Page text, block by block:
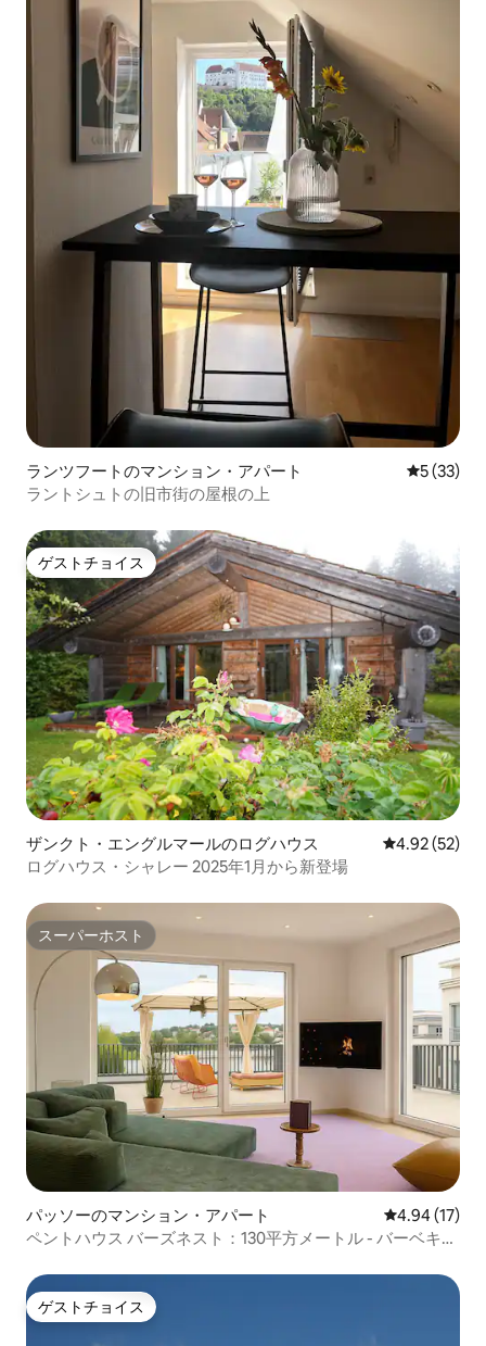
ランツフートのマンション・アパート レビュー
5 (33)
ラントシュトの旧市街の屋根の上
ゲストチョイス
ゲストチョイス
ザンクト・エングルマールのログハウス レビュー52
4.92 (52)
ログハウス・シャレー 2025年1月から新登場
スーパーホスト
スーパーホスト
パッソーのマンション・アパート レビュー17
4.94 (17)
ペントハウス バーズネスト：130平方メートル - バーベキュ
ゲストチョイス
ゲストチョイス